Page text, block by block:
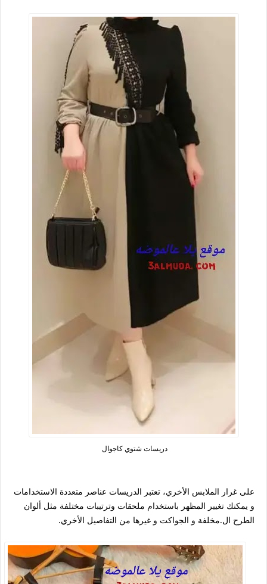
دريسات شتوي كاجوال
على غرار الملابس الأخري، تعتبر الدريسات عناصر متعددة الاستخدامات
و يمكنك تغيير المظهر باستخدام ملحقات وترتيبات مختلفة مثل ألوان
الطرح ال.مخلفة و الجواكت و غيرها من التفاصيل الأخري.